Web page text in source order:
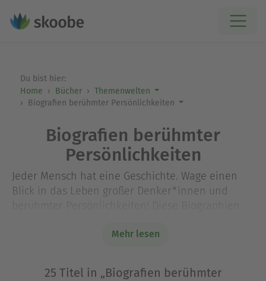
Du bist hier:
Home
Bücher
Themenwelten
Biografien berühmter Persönlichkeiten
Biografien berühmter
Persönlichkeiten
Jeder Mensch hat eine Geschichte. Wage einen
Blick in das Leben großer Denker*innen und
Geschichte geschrieben haben. Erlebe Triumphe,
Spitze brachten.
Mehr lesen
25 Titel in „Biografien berühmter